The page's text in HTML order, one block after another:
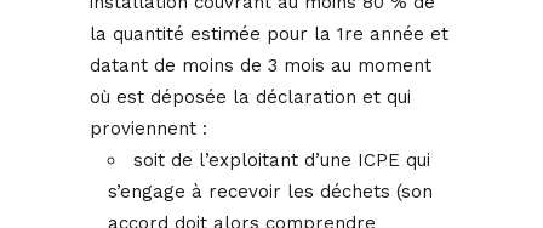
la quantité estimée pour la 1re année et
datant de moins de 3 mois au moment
où est déposée la déclaration et qui
proviennent :
soit de l’exploitant d’une ICPE qui
s’engage à recevoir les déchets (son
accord doit alors comprendre